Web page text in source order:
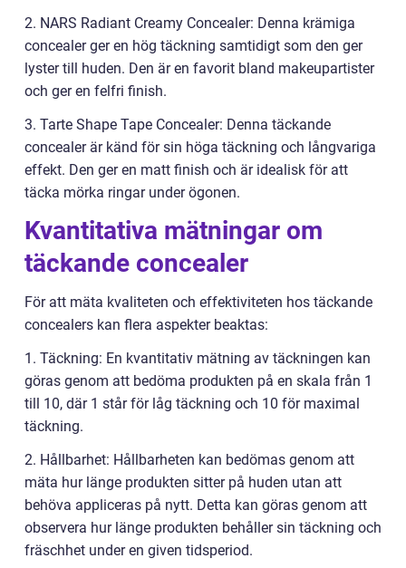
2. NARS Radiant Creamy Concealer: Denna krämiga
concealer ger en hög täckning samtidigt som den ger
lyster till huden. Den är en favorit bland makeupartister
och ger en felfri finish.
3. Tarte Shape Tape Concealer: Denna täckande
concealer är känd för sin höga täckning och långvariga
effekt. Den ger en matt finish och är idealisk för att
täcka mörka ringar under ögonen.
Kvantitativa mätningar om
täckande concealer
För att mäta kvaliteten och effektiviteten hos täckande
concealers kan flera aspekter beaktas:
1. Täckning: En kvantitativ mätning av täckningen kan
göras genom att bedöma produkten på en skala från 1
till 10, där 1 står för låg täckning och 10 för maximal
täckning.
2. Hållbarhet: Hållbarheten kan bedömas genom att
mäta hur länge produkten sitter på huden utan att
behöva appliceras på nytt. Detta kan göras genom att
observera hur länge produkten behåller sin täckning och
fräschhet under en given tidsperiod.